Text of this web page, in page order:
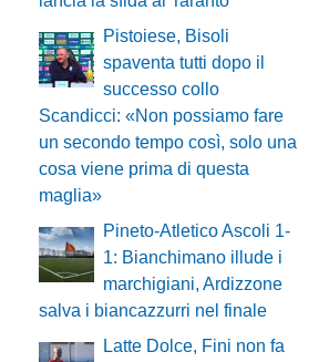
Pistoiese, Bisoli
spaventa tutti dopo il
successo collo
Scandicci: «Non possiamo fare
un secondo tempo così, solo una
cosa viene prima di questa
maglia»
Pineto-Atletico Ascoli 1-
1: Bianchimano illude i
marchigiani, Ardizzone
salva i biancazzurri nel finale
Latte Dolce, Fini non fa